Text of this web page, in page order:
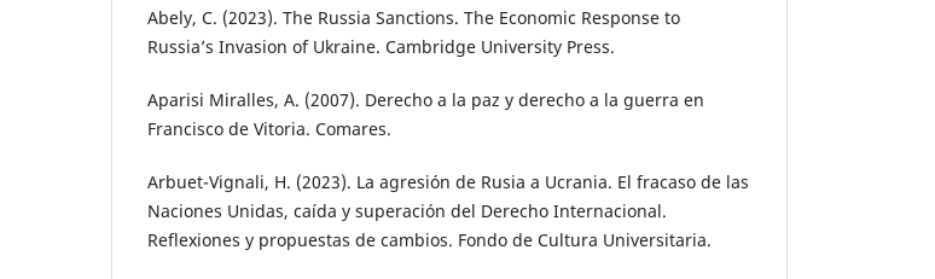
Abely, C. (2023). The Russia Sanctions. The Economic Response to
Russia’s Invasion of Ukraine. Cambridge University Press.
Aparisi Miralles, A. (2007). Derecho a la paz y derecho a la guerra en
Francisco de Vitoria. Comares.
Arbuet-Vignali, H. (2023). La agresión de Rusia a Ucrania. El fracaso de las
Naciones Unidas, caída y superación del Derecho Internacional.
Reflexiones y propuestas de cambios. Fondo de Cultura Universitaria.